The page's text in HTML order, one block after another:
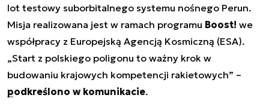
lot testowy suborbitalnego systemu nośnego Perun.
Misja realizowana jest w ramach programu Boost! we
współpracy z Europejską Agencją Kosmiczną (ESA).
„Start z polskiego poligonu to ważny krok w
budowaniu krajowych kompetencji rakietowych” –
podkreślono w komunikacie.